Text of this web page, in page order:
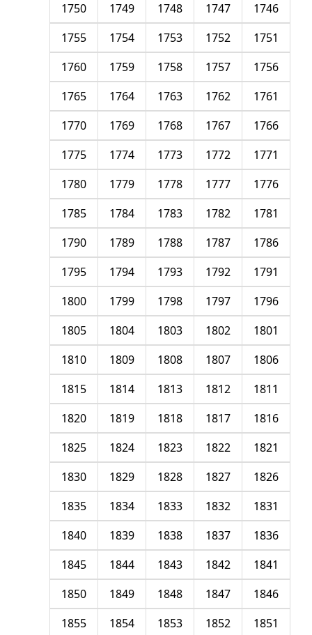
1746
1747
1748
1749
1750
1751
1752
1753
1754
1755
1756
1757
1758
1759
1760
1761
1762
1763
1764
1765
1766
1767
1768
1769
1770
1771
1772
1773
1774
1775
1776
1777
1778
1779
1780
1781
1782
1783
1784
1785
1786
1787
1788
1789
1790
1791
1792
1793
1794
1795
1796
1797
1798
1799
1800
1801
1802
1803
1804
1805
1806
1807
1808
1809
1810
1811
1812
1813
1814
1815
1816
1817
1818
1819
1820
1821
1822
1823
1824
1825
1826
1827
1828
1829
1830
1831
1832
1833
1834
1835
1836
1837
1838
1839
1840
1841
1842
1843
1844
1845
1846
1847
1848
1849
1850
1851
1852
1853
1854
1855